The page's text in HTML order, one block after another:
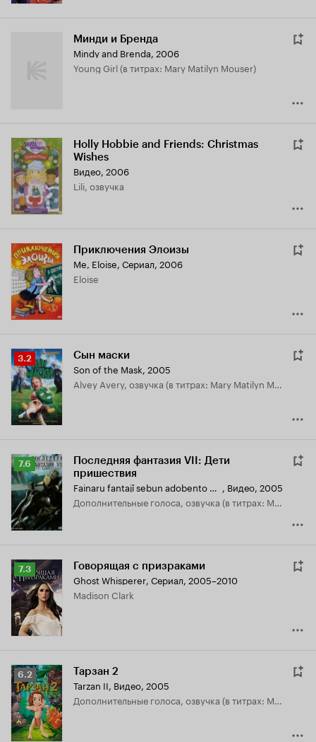
Минди и Бренда
Mindy and Brenda, 2006
Young Girl (в титрах: Mary Matilyn Mouser)
Holly Hobbie and Friends: Christmas
Wishes
Видео, 2006
Lili, озвучка
Приключения Элоизы
Me, Eloise, Сериал, 2006
Eloise
Рейтинг
Кинопоиска
3.2
3.2 Сын маски
Son of the Mask, 2005
Alvey Avery, озвучка (в титрах: Mary Matilyn Mouser)
Рейтинг
Кинопоиска
7.6
7.6
Последняя фантазия VII: Дети
пришествия
Fainaru fantajî sebun adobento chirudoren , Видео, 2005
дополнительные голоса, озвучка (в титрах: Mary Matilyn Mouser)
Рейтинг
Кинопоиска
7.3
7.3 Говорящая с призраками
Ghost Whisperer, Сериал, 2005–2010
Madison Clark
Рейтинг
Кинопоиска
6.2
6.2 Тарзан 2
Tarzan II, Видео, 2005
дополнительные голоса, озвучка (в титрах: Mary Matilyn Mouser)